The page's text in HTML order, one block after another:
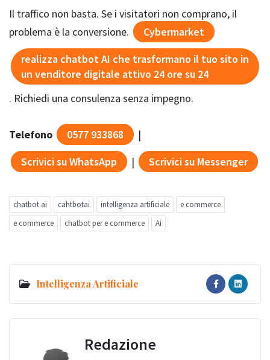
Il traffico non basta. Se i visitatori non comprano, il
problema è la conversione.
Cybermarket
realizza chatbot AI che trasformano il tuo sito in
un venditore digitale attivo 24 ore su 24
. Richiedi una consulenza senza impegno.
Telefono 0577 933868
|
Scrivici su WhatsApp
| Scrivici su Messenger
chatbot ai cahtbotai intelligenza artificiale
e commerce
e commerce
chatbot per e commerce Ai
Intelligenza Artificiale
Redazione